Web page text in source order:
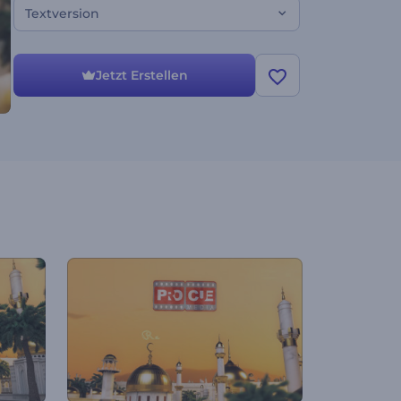
Textversion
Jetzt Erstellen